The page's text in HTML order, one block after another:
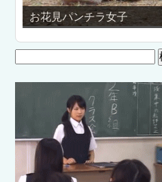
花見パンチラ女子
索: